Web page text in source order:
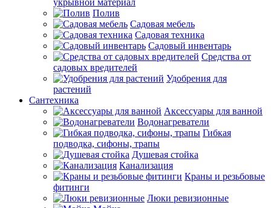
укрывной материал
Полив
Садовая мебель
Садовая техника
Садовый инвентарь
Средства от
садовых вредителей
Удобрения для
растений
Сантехника
Аксессуары для ванной
Водонагреватели
Гибкая
подводка, сифоны, трапы
Душевая стойка
Канализация
Краны и резьбовые
фитинги
Люки ревизионные